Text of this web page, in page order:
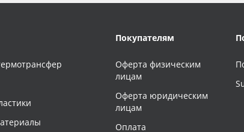
Покупателям
Оферта физическим
лицам
Оферта юридическим
лицам
Оплата